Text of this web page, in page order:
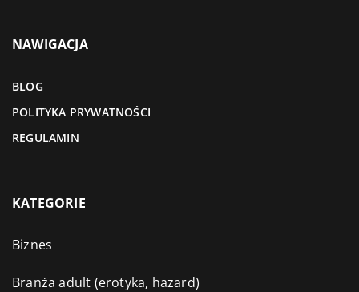
NAWIGACJA
BLOG
POLITYKA PRYWATNOŚCI
REGULAMIN
KATEGORIE
Biznes
Branża adult (erotyka, hazard)